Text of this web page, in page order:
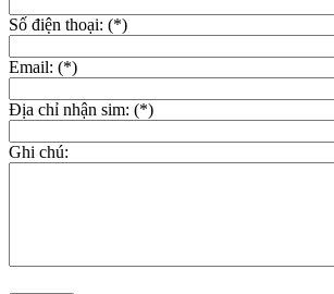
Số điện thoại: (*)
Email: (*)
Địa chỉ nhận sim: (*)
Ghi chú: